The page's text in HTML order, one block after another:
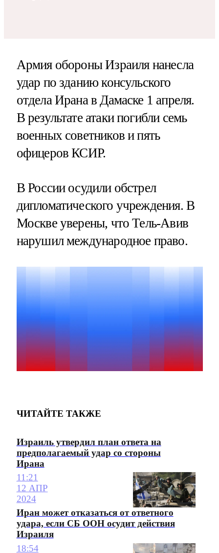
Армия обороны Израиля нанесла
удар по зданию консульского
отдела Ирана в Дамаске 1 апреля.
В результате атаки погибли семь
военных советников и пять
офицеров КСИР.
В России осудили обстрел
дипломатического учреждения. В
Москве уверены, что Тель-Авив
нарушил международное право.
ЧИТАЙТЕ ТАКЖЕ
Израиль утвердил план ответа на
предполагаемый удар со стороны
Ирана
11:21
12 АПР
2024
Иран может отказаться от ответного
удара, если СБ ООН осудит действия
Израиля
18:54